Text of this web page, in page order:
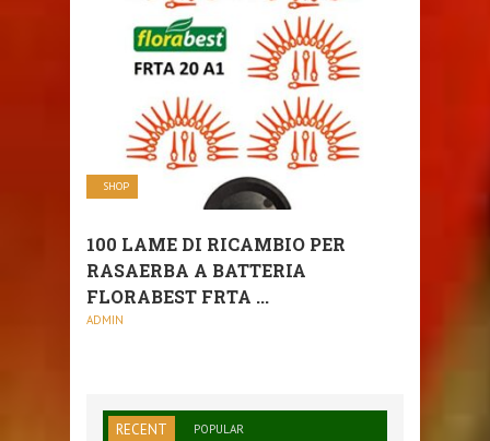
SHOP
100 LAME DI RICAMBIO PER
RASAERBA A BATTERIA
FLORABEST FRTA ...
ADMIN
RECENT POPULAR